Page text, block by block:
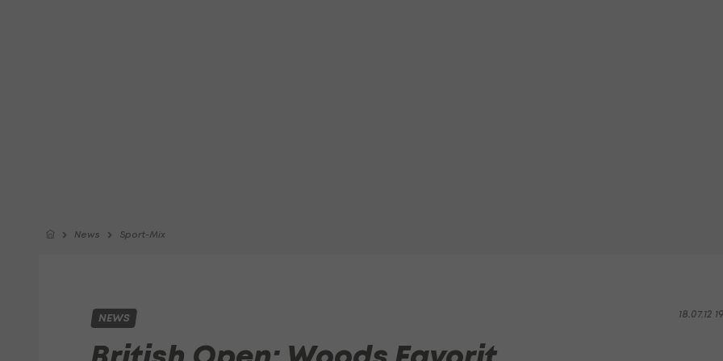
News Sport-Mix
18.07.12
NEWS